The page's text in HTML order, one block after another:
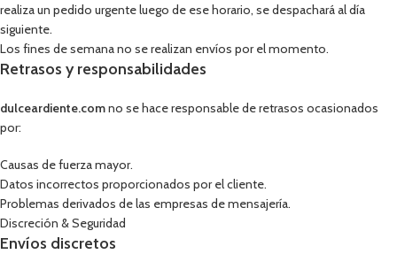
realiza un pedido urgente luego de ese horario, se despachará al día
siguiente.
Los fines de semana no se realizan envíos por el momento.
Retrasos y responsabilidades
dulceardiente.comno se hace responsable de retrasos ocasionados
por:
Causas de fuerza mayor.
Datos incorrectos proporcionados por el cliente.
Problemas derivados de las empresas de mensajería.
Discreción & Seguridad
Envíos discretos